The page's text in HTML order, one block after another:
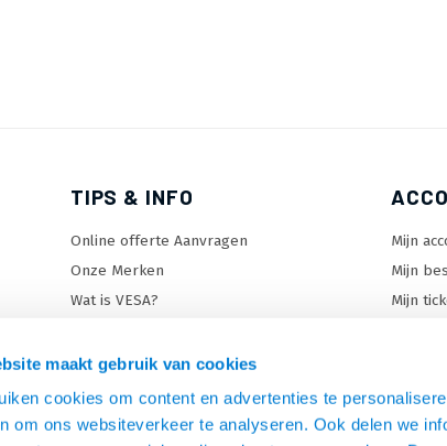
maakt gebruik van cookies
cookies om content en advertenties te
om ons websiteverkeer te analyseren. Ook delen we
TIPS & INFO
Online offerte Aanvragen
Onze Merken
Wat is VESA?
TV standaard keuzehulp
TV lift keuzehulp
Monitorarm keuzehulp
Mijn
Mijn
Mijn